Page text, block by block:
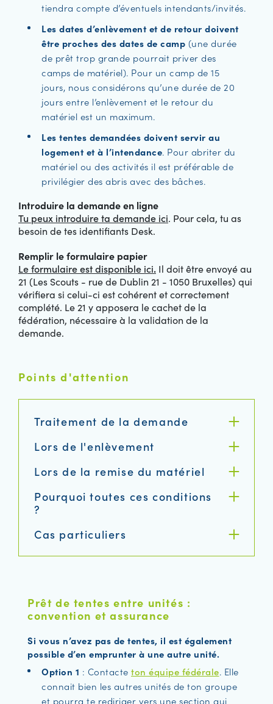
tiendra compte d’éventuels intendants/invités.
Les dates d’enlèvement et de retour doivent
être proches des dates de camp (une durée
de prêt trop grande pourrait priver des
camps de matériel). Pour un camp de 15
jours, nous considérons qu’une durée de 20
jours entre l’enlèvement et le retour du
matériel est un maximum.
Les tentes demandées doivent servir au
logement et à l’intendance. Pour abriter du
matériel ou des activités il est préférable de
privilégier des abris avec des bâches.
Introduire la demande en ligne
Tu peux introduire ta demande ici. Pour cela, tu as
besoin de tes identifiants Desk.
Remplir le formulaire papier
Le formulaire est disponible ici. Il doit être envoyé au
21 (Les Scouts - rue de Dublin 21 - 1050 Bruxelles) qui
vérifiera si celui-ci est cohérent et correctement
complété. Le 21 y apposera le cachet de la
fédération, nécessaire à la validation de la
demande.
Points d'attention
Traitement de la demande
Lors de l'enlèvement
Lors de la remise du matériel
Pourquoi toutes ces conditions
?
Cas particuliers
Prêt de tentes entre unités :
convention et assurance
Si vous n’avez pas de tentes, il est également
possible d’en emprunter à une autre unité.
Option 1 : Contacte ton équipe fédérale. Elle
connait bien les autres unités de ton groupe
et pourra te rediriger vers une section qui